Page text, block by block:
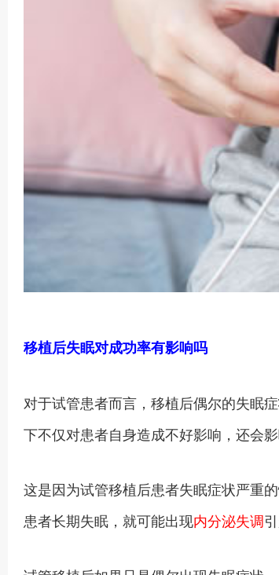
移植后失眠对成功率有影响吗
对于试管患者而言，移植后偶尔的失眠
下不仅对患者自身造成不好影响，还会
这是因为试管移植后患者失眠症状严重
患者长期失眠，就可能出现内分泌失调